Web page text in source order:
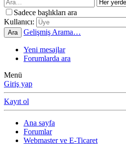
Sadece başlıkları ara
Kullanıcı:
Ara Gelişmiş Arama…
Yeni mesajlar
Forumlarda ara
Menü
Giriş yap
Kayıt ol
Ana sayfa
Forumlar
Webmaster ve E-Ticaret